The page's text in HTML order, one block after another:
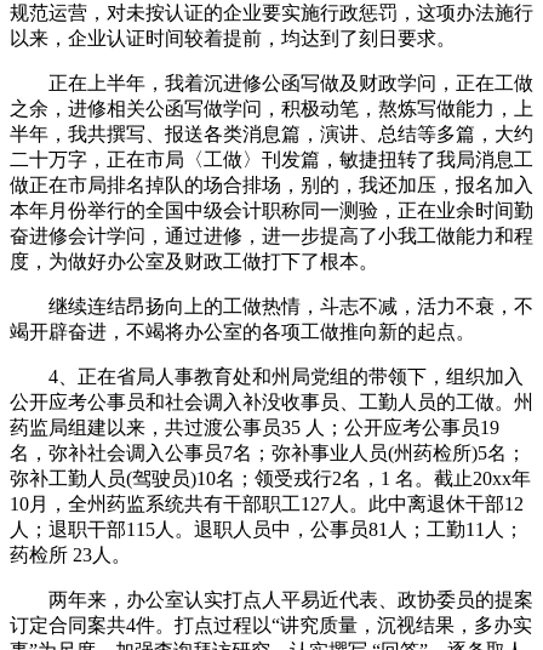
规范运营，对未按认证的企业要实施行政惩罚，这项办法施行
以来，企业认证时间较着提前，均达到了刻日要求。
正在上半年，我着沉进修公函写做及财政学问，正在工做
之余，进修相关公函写做学问，积极动笔，熬炼写做能力，上
半年，我共撰写、报送各类消息篇，演讲、总结等多篇，大约
二十万字，正在市局〈工做〉刊发篇，敏捷扭转了我局消息工
做正在市局排名掉队的场合排场，别的，我还加压，报名加入
本年月份举行的全国中级会计职称同一测验，正在业余时间勤
奋进修会计学问，通过进修，进一步提高了小我工做能力和程
度，为做好办公室及财政工做打下了根本。
继续连结昂扬向上的工做热情，斗志不减，活力不衰，不
竭开辟奋进，不竭将办公室的各项工做推向新的起点。
4、正在省局人事教育处和州局党组的带领下，组织加入
公开应考公事员和社会调入补没收事员、工勤人员的工做。州
药监局组建以来，共过渡公事员35 人；公开应考公事员19
名，弥补社会调入公事员7名；弥补事业人员(州药检所)5名；
弥补工勤人员(驾驶员)10名；领受戎行2名，1 名。截止20xx年
10月，全州药监系统共有干部职工127人。此中离退休干部12
人；退职干部115人。退职人员中，公事员81人；工勤11人；
药检所 23人。
两年来，办公室认实打点人平易近代表、政协委员的提案
订定合同案共4件。打点过程以“讲究质量，沉视结果，多办实